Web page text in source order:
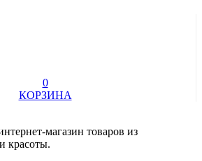
0
КОРЗИНА
магазин товаров из
красоты.